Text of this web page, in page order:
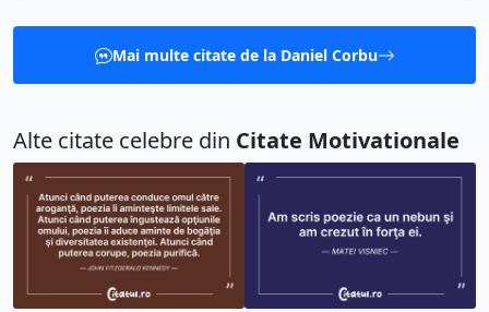
Mai multe citate de la Daniel Corbu
Alte citate celebre din Citate Motivationale